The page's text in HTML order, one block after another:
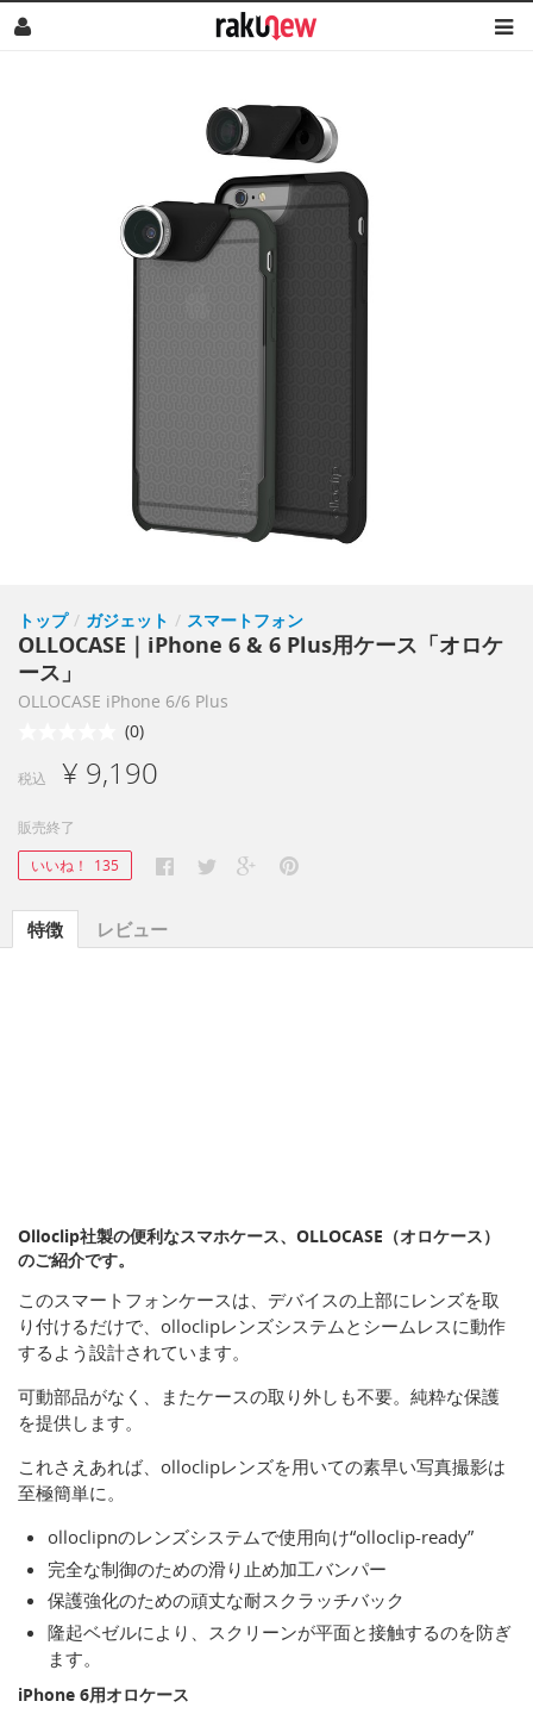
トップ / ガジェット / スマートフォン
OLLOCASE｜iPhone 6 & 6 Plus用ケース「オロケ
ース」
OLLOCASE iPhone 6/6 Plus
(0)
税込 ¥ 9,190
販売終了
いいね！
135
特徴 レビュー
Olloclip社製の便利なスマホケース、OLLOCASE（オロケース）
のご紹介です。
このスマートフォンケースは、デバイスの上部にレンズを取
り付けるだけで、olloclipレンズシステムとシームレスに動作
するよう設計されています。
可動部品がなく、またケースの取り外しも不要。純粋な保護
を提供します。
これさえあれば、olloclipレンズを用いての素早い写真撮影は
至極簡単に。
olloclipnのレンズシステムで使用向け“olloclip-ready”
完全な制御のための滑り止め加工バンパー
保護強化のための頑丈な耐スクラッチバック
隆起ベゼルにより、スクリーンが平面と接触するのを防ぎ
ます。
iPhone 6用オロケース